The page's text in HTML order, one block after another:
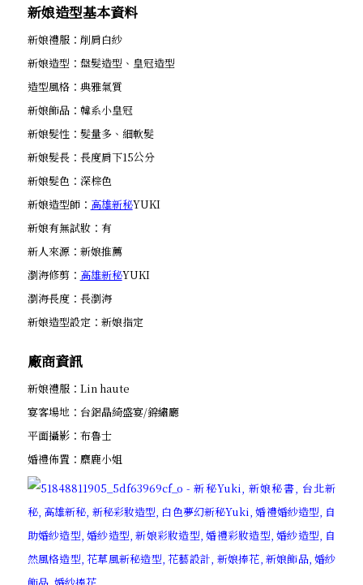
新娘造型基本資料
新娘禮服：削肩白紗
新娘造型：盤髮造型、皇冠造型
造型風格：典雅氣質
新娘飾品：韓系小皇冠
新娘髮性：髮量多、細軟髮
新娘髮長：長度肩下15公分
新娘髮色：深棕色
新娘造型師： 高雄新秘YUKI
新娘有無試妝：有
新人來源：新娘推薦
瀏海修剪： 高雄新秘YUKI
瀏海長度：長瀏海
新娘造型設定：新娘指定
廠商資訊
新娘禮服：Lin haute
宴客場地：台鋁晶綺盛宴/錦繡廳
平面攝影：布魯士
婚禮佈置：麋鹿小姐